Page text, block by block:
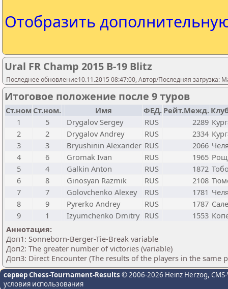
Отобразить
Ural FR Champ 2015 B-19 Blitz
Последнее обновление10.11.2015 08:47:00, Автор/Последняя загрузка:
Итоговое положение после 9 туров
Ст.ном Ст.ном. Имя ФЕД. Рейт.Межд.
1
5 Drygalov Sergey RUS 2289
2
2 Drygalov Andrey RUS 2334
3
3 Bryushinin Alexander RUS 2066
4
6 Gromak Ivan RUS 1965
5
4 Galkin Anton RUS 1872
6
8 Ginosyan Razmik RUS 2108
7
7 Golovchenko Alexey RUS 1781
8
9 Pyrerko Andrey RUS 1787
9
1 Izyumchenko Dmitry RUS 1553
Аннотация:
Доп1: Sonneborn-Berger-Tie-Break variable
Доп2: The greater number of victories (variable)
Доп3: Direct Encounter (The results of the players in the same
сервер Chess-Tournament-Results © 2006-2026 Heinz Herzog,
условия использования